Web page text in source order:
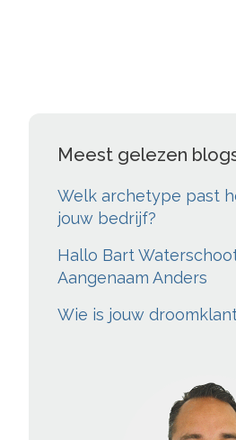
Meest gelezen
Welk archetype past
jouw bedrijf?
Hallo Bart
Aangenaam Anders
Wie is jouw